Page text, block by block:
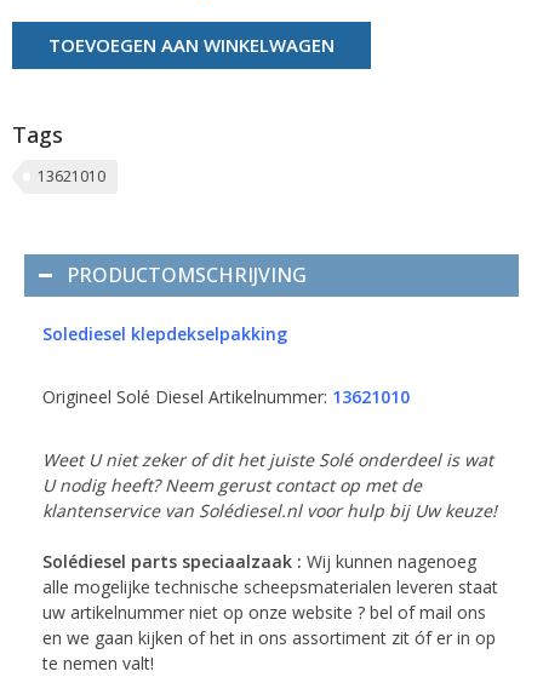
TOEVOEGEN AAN WINKELWAGEN
Tags
13621010
PRODUCTOMSCHRIJVING
Solediesel klepdekselpakking
Origineel Solé Diesel Artikelnummer: 13621010
Weet U niet zeker of dit het juiste Solé onderdeel is wat
U nodig heeft? Neem gerust contact op met de
klantenservice van Solédiesel.nl voor hulp bij Uw keuze!
Solédiesel parts speciaalzaak : Wij kunnen nagenoeg
alle mogelijke technische scheepsmaterialen leveren staat
uw artikelnummer niet op onze website ? bel of mail ons
en we gaan kijken of het in ons assortiment zit óf er in op
te nemen valt!